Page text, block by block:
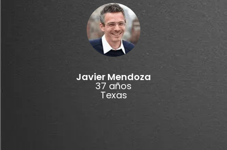
Javier Mendoza
37 años
Texas